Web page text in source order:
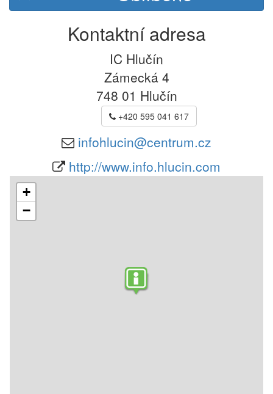
Kontaktní adresa
IC Hlučín
Zámecká 4
748 01 Hlučín
+420 595 041 617
infohlucin@centrum.cz
http://www.info.hlucin.com
+
−